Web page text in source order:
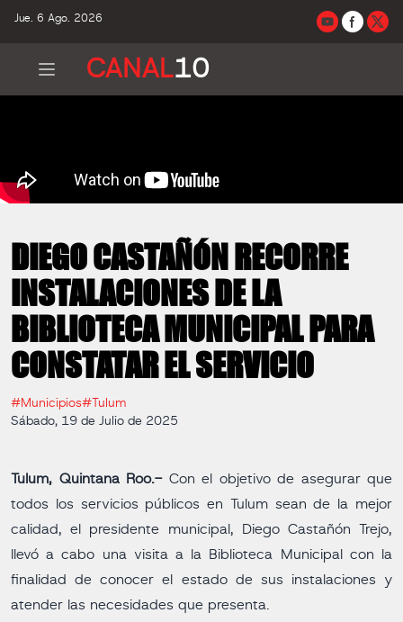
Jue. 6 Ago. 2026
CANAL10
DIEGO CASTAÑÓN RECORRE
INSTALACIONES DE LA
BIBLIOTECA MUNICIPAL PARA
CONSTATAR EL SERVICIO
#Municipios#Tulum
Sábado, 19 de Julio de 2025
Tulum, Quintana Roo.-Con el objetivo de asegurar que
todos los servicios públicos en Tulum sean de la mejor
calidad, el presidente municipal, Diego Castañón Trejo,
llevó a cabo una visita a la Biblioteca Municipal con la
finalidad de conocer el estado de sus instalaciones y
atender las necesidades que presenta.